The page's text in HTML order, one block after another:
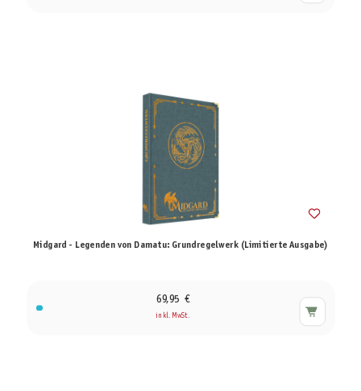
Midgard - Legenden von Damatu: Grundregelwerk (Limitierte Ausgabe)
69,95 €
inkl. MwSt.